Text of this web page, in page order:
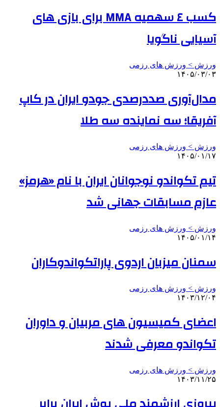
کسب ٤ سهمیه MMA برای بازی های
آسیایی ناگویا
ورزش > ورزش های رزمی
۱۴۰۵/۰۳/۰۳
مدال‌آوری صددرصدی جودو ایران در کاپ
آفریقا؛ سه نماینده سه طلا
ورزش > ورزش های رزمی
۱۴۰۵/۰۱/۱۷
تیم تکواندو نوجوانان ایران با نام «هرمز»
عازم مسابقات جهانی شد
ورزش > ورزش های رزمی
۱۴۰۵/۰۱/۱۴
سمنان میزبان اردوی پاراتکواندوکاران
ورزش > ورزش های رزمی
۱۴۰۳/۱۲/۰۴
اعضای کمیسیون های مربیان و داوران
تکواندو معرفی شدند
ورزش > ورزش های رزمی
۱۴۰۳/۱۱/۲۵